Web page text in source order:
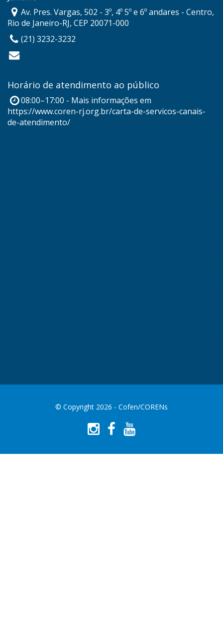
Av. Pres. Vargas, 502 - 3º, 4º 5º e 6º andares - Centro,
Rio de Janeiro-RJ, CEP 20071-000
(21) 3232-3232
Horário de atendimento ao público
08:00–17:00 - Mais informações em
https://www.coren-rj.org.br/carta-de-servicos-canais-
de-atendimento/
© Copyright 2026 - Cofen/CORENs